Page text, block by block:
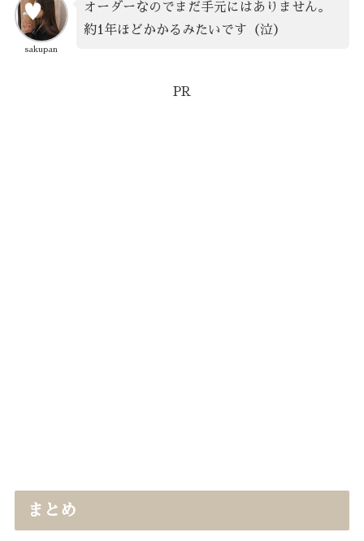
sakupan
オーダーなのでまだ手元にはありません。
約1年ほどかかるみたいです（泣）
PR
まとめ